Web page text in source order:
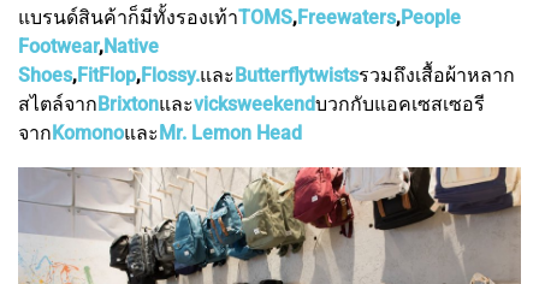
แบรนด์สินค้าก็มีทั้งรองเท้าTOMS,Freewaters,People
Footwear,Native
Shoes,FitFlop,Flossy.และButterflytwistsรวมถึงเสื้อผ้าหลาก
สไตล์จากBrixtonและvicksweekendบวกกับแอคเซสเซอรี
จากKomonoและMr. Lemon Head